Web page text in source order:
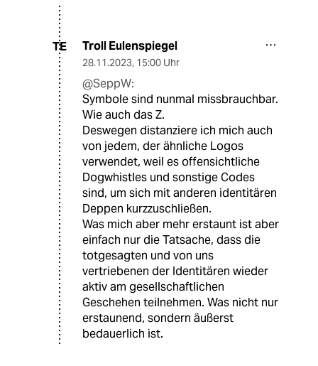
TE Troll Eulenspiegel
28.11.2023, 15:00 Uhr
@SeppW:
Symbole sind nunmal missbrauchbar.
Wie auch das Z.
Deswegen distanziere ich mich auch
von jedem, der ähnliche Logos
verwendet, weil es offensichtliche
Dogwhistles und sonstige Codes
sind, um sich mit anderen identitären
Deppen kurzzuschließen.
Was mich aber mehr erstaunt ist aber
einfach nur die Tatsache, dass die
totgesagten und von uns
vertriebenen der Identitären wieder
aktiv am gesellschaftlichen
Geschehen teilnehmen. Was nicht nur
erstaunend, sondern äußerst
bedauerlich ist.